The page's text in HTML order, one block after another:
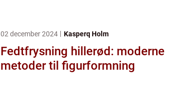
02 december 2024 Kasperq Holm
Fedtfrysning hillerød: moderne
metoder til figurformning